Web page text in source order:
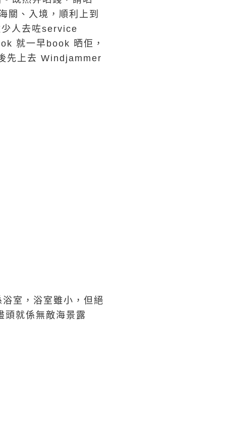
關、入境，順利上到
人去咗service
就一早book 晒佢，
先上去 Windjammer
室，浴室雖小，但絕
頭就係無敵海景露